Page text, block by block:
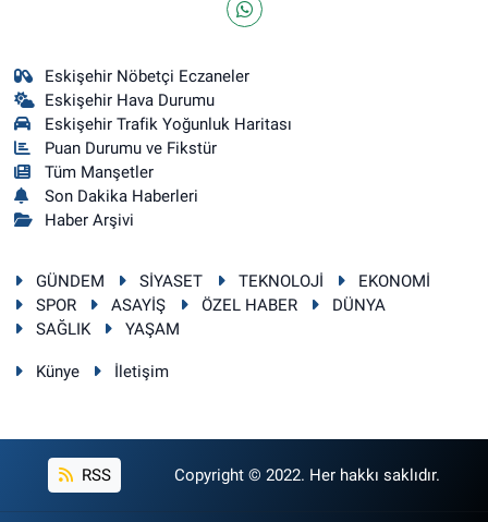
Eskişehir Nöbetçi Eczaneler
Eskişehir Hava Durumu
Eskişehir Trafik Yoğunluk Haritası
Puan Durumu ve Fikstür
Tüm Manşetler
Son Dakika Haberleri
Haber Arşivi
GÜNDEM SİYASET TEKNOLOJİ
EKONOMİ
SPOR
ASAYİŞ ÖZEL HABER
DÜNYA
SAĞLIK
YAŞAM
Künye İletişim
RSS Copyright © 2022. Her hakkı saklıdır.